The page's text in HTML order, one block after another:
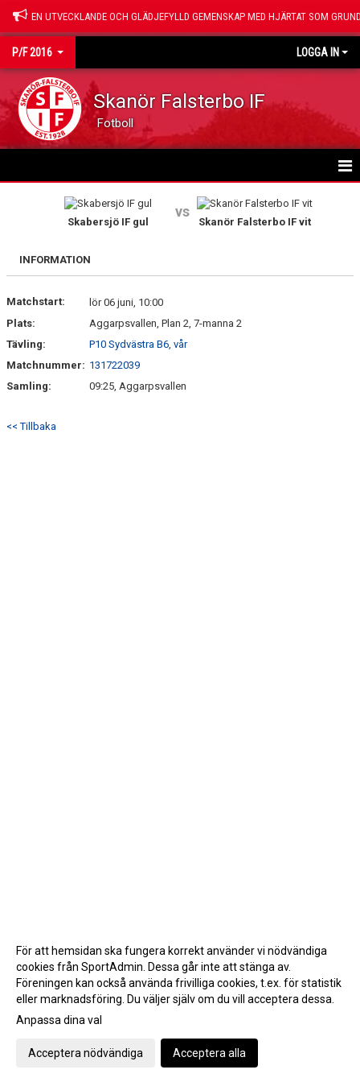
EN UTVECKLANDE OCH GLÄDJEFYLLD GEMENSKAP MED HJÄRTAT SOM
P/F 2016 LOGGA IN
Skanör Falsterbo IF
Fotboll
KALENDER
MATCHER
BILDGALLERI
Skabersjö IF gul
vs
Skanör Falsterbo IF vit
INFORMATION
Matchstart:
lör 06 juni, 10:00
Plats:
Aggarpsvallen, Plan 2, 7-manna 2
Tävling:
P10 Sydvästra B6, vår
Matchnummer: 131722039
Samling:
09:25, Aggarpsvallen
<< Tillbaka
Gå till Webbversion
För att hemsidan ska fungera korrekt använder vi nödvändiga
cookies från SportAdmin. Dessa går inte att stänga av.
Föreningen kan också använda frivilliga cookies, t.ex. för statistik
eller marknadsföring. Du väljer själv om du vill acceptera dessa.
Anpassa dina val
Acceptera nödvändiga Acceptera alla